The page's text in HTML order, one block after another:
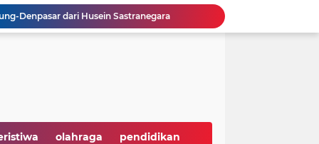
Denpasar dari Husein Sastranegara
Dorong Daya Beli dan Ekonomi Nasional
PSEL Legok Nangka
olahraga pendidikan